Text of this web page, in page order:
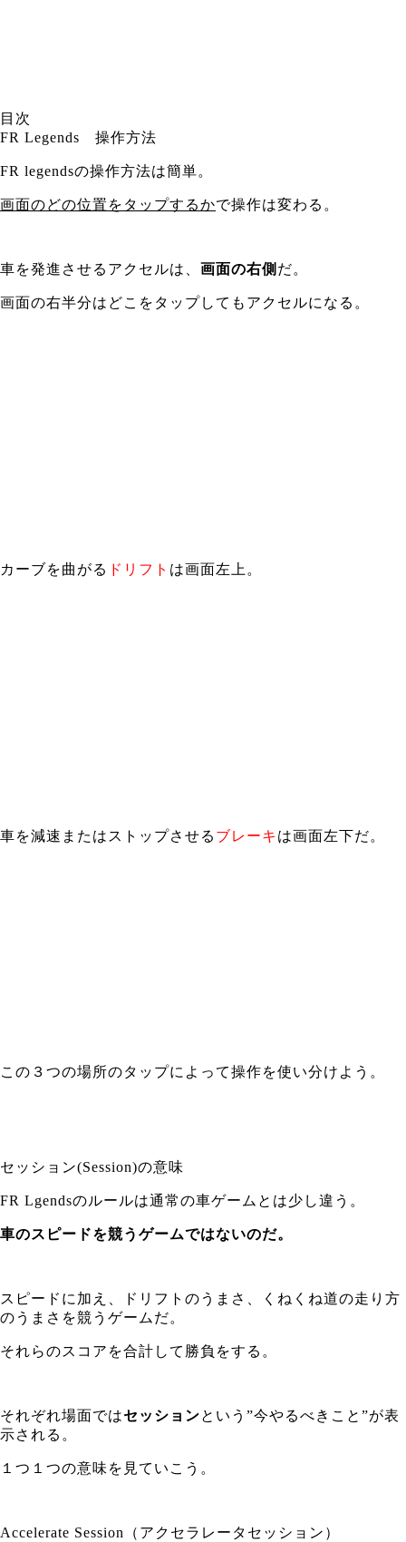
目次
FR Legends 操作方法
FR legendsの操作方法は簡単。
画面のどの位置をタップするかで操作は変わる。
車を発進させるアクセルは、 画面の右側 だ。
画面の右半分はどこをタップしてもアクセルになる。
カーブを曲がる ドリフト は画面左上。
車を減速またはストップさせる ブレーキ は画面左下だ。
この３つの場所のタップによって操作を使い分けよう。
セッション(Session)の意味
FR Lgendsのルールは通常の車ゲームとは少し違う。
車のスピードを競うゲームではないのだ。
スピードに加え、ドリフトのうまさ、くねくね道の走り方
のうまさを競うゲームだ。
それらのスコアを合計して勝負をする。
それぞれ場面ではセッションという”今やるべきこと”が表
示される。
１つ１つの意味を見ていこう。
Accelerate Session（アクセラレータセッション）